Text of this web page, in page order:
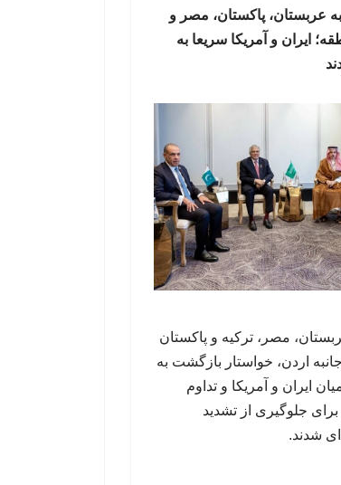
عربستان، پاکستان، مصر و
ایران و آمریکا سریعا به
مصر، ترکیه و پاکستان
اردن، خواستار بازگشت به
ایران و آمریکا و تداوم
جلوگیری از تشدید
شدند.